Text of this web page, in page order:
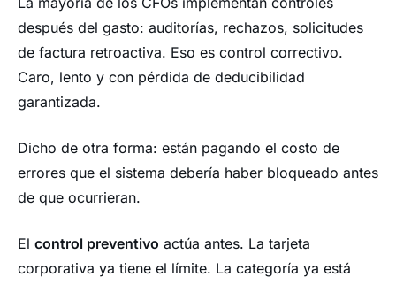
después del gasto: auditorías, rechazos, solicitudes
de factura retroactiva. Eso es control correctivo.
Caro, lento y con pérdida de deducibilidad
garantizada.
Dicho de otra forma: están pagando el costo de
errores que el sistema debería haber bloqueado antes
de que ocurrieran.
El control preventivo actúa antes. La tarjeta
corporativa ya tiene el límite. La categoría ya está